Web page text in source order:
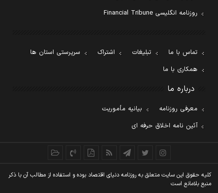
روزنامه انگلیسی Financial Tribune
تماس با ما تبلیغات اشتراک
سرپرستی استان ها
همکاری با ما
درباره ما
معرفی روزنامه
بیانیه مأموریت
آئین نامه اخلاق حرفه ای
کليه حقوق اين سايت متعلق به روزنامه دنيای اقتصاد بوده و استفاده از مطالب آن با ذکر
منبع بلامانع است